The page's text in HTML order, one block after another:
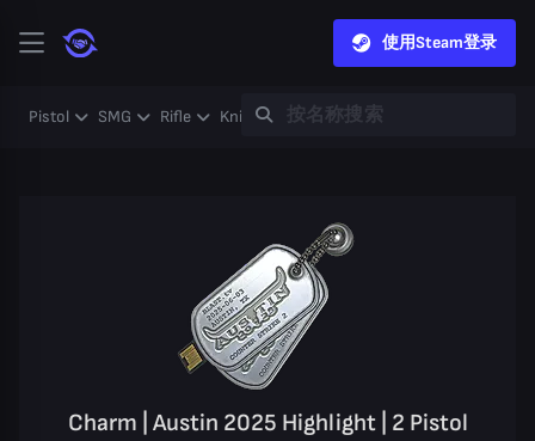
使用Steam登录
Pistol SMG Rifle Knife Gloves Heavy
Charm | Austin 2025 Highlight | 2 Pistol